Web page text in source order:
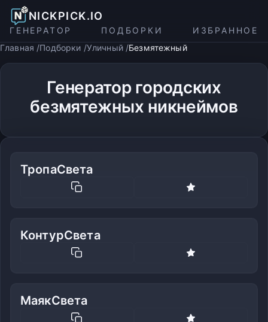
NICKPICK.IO
ГЕНЕРАТОР ПОДБОРКИ
ИЗБРАННОЕ
Главная
Подборки Уличный Безмятежный
Генератор городских
безмятежных никнеймов
ТропаСвета
КонтурСвета
МаякСвета